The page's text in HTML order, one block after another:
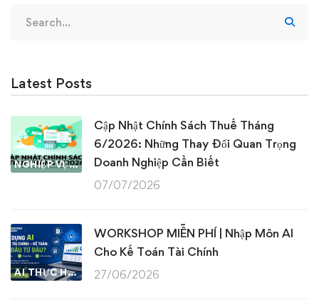
for:
Latest Posts
NGHIỆP VỤ KẾ TOÁN & THUẾ
Cập Nhật Chính Sách Thuế Tháng
6/2026: Những Thay Đổi Quan Trọng
Doanh Nghiệp Cần Biết
07/07/2026
AI THỰC HÀNH
WORKSHOP MIỄN PHÍ | Nhập Môn AI
Cho Kế Toán Tài Chính
27/06/2026